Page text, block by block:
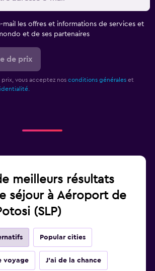
mail les offres et informations de services et
et de ses partenaires
de prix
vous acceptez nos conditions générales et
meilleurs résultats
séjour à Aéroport de
(SLP)
Popular cities
voyage J'ai de la chance